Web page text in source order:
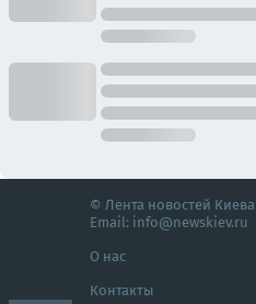
© Лента новостей Киева
Email: info@newskiev.ru
О нас
Контакты